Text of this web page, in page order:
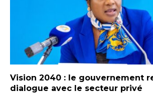
Vision 2040 : le gouvernement
dialogue avec le secteur privé